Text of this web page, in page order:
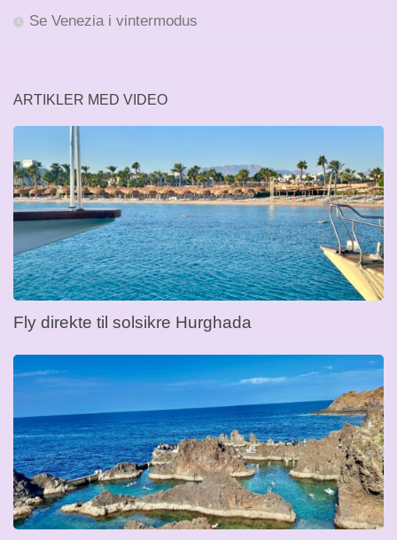
Se Venezia i vintermodus
ARTIKLER MED VIDEO
Fly direkte til solsikre Hurghada